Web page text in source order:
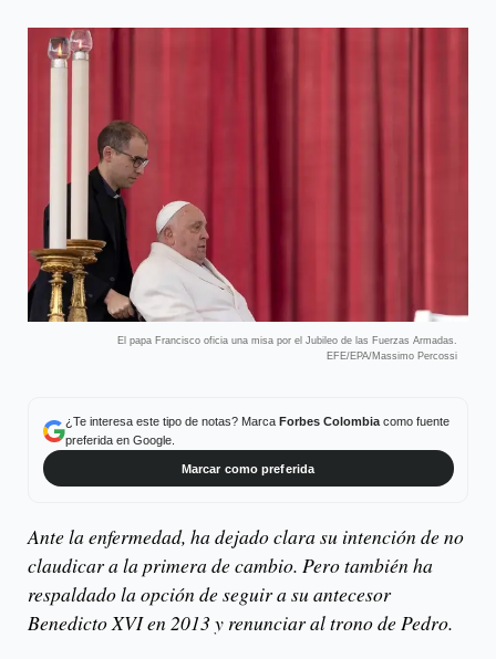
El papa Francisco oficia una misa por el Jubileo de las Fuerzas Armadas.
EFE/EPA/Massimo Percossi
¿Te interesa este tipo de notas? Marca Forbes Colombiacomo fuente
preferida en Google.
Marcar como preferida
Ante la enfermedad, ha dejado clara su intención de no
claudicar a la primera de cambio. Pero también ha
respaldado la opción de seguir a su antecesor
Benedicto XVI en 2013 y renunciar al trono de Pedro.